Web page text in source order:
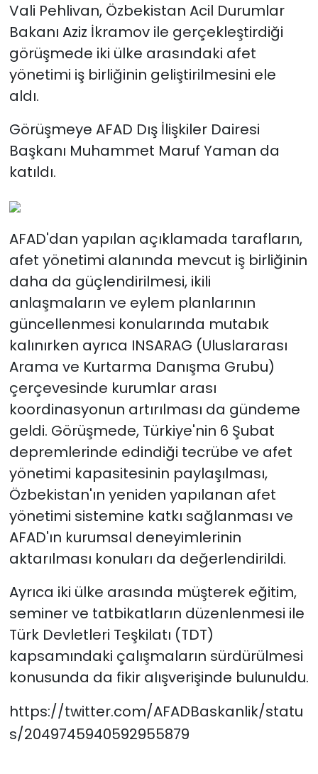
Vali Pehlivan, Özbekistan Acil Durumlar
Bakanı Aziz İkramov ile gerçekleştirdiği
görüşmede iki ülke arasındaki afet
yönetimi iş birliğinin geliştirilmesini ele
aldı.
Görüşmeye AFAD Dış İlişkiler Dairesi
Başkanı Muhammet Maruf Yaman da
katıldı.
AFAD'dan yapılan açıklamada tarafların,
afet yönetimi alanında mevcut iş birliğinin
daha da güçlendirilmesi, ikili
anlaşmaların ve eylem planlarının
güncellenmesi konularında mutabık
kalınırken ayrıca INSARAG (Uluslararası
Arama ve Kurtarma Danışma Grubu)
çerçevesinde kurumlar arası
koordinasyonun artırılması da gündeme
geldi. Görüşmede, Türkiye'nin 6 Şubat
depremlerinde edindiği tecrübe ve afet
yönetimi kapasitesinin paylaşılması,
Özbekistan'ın yeniden yapılanan afet
yönetimi sistemine katkı sağlanması ve
AFAD'ın kurumsal deneyimlerinin
aktarılması konuları da değerlendirildi.
Ayrıca iki ülke arasında müşterek eğitim,
seminer ve tatbikatların düzenlenmesi ile
Türk Devletleri Teşkilatı (TDT)
kapsamındaki çalışmaların sürdürülmesi
konusunda da fikir alışverişinde bulunuldu.
https://twitter.com/AFADBaskanlik/statu
s/2049745940592955879